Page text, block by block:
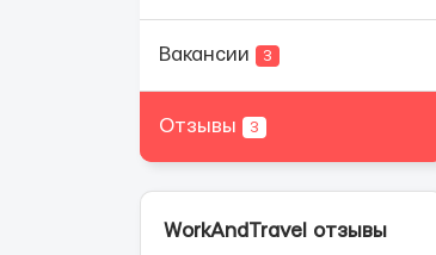
Вакансии 3
Отзывы 3
WorkAndTravel отзывы